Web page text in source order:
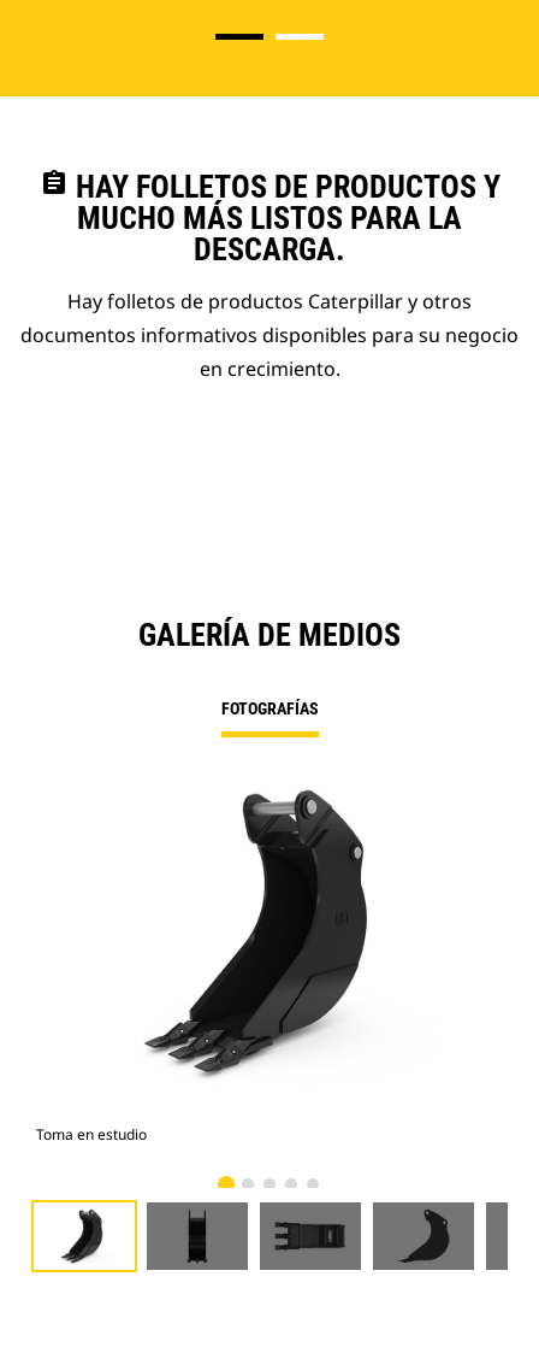
assignment HAY FOLLETOS DE PRODUCTOS Y
MUCHO MÁS LISTOS PARA LA
DESCARGA.
Hay folletos de productos Caterpillar y otros
documentos informativos disponibles para su negocio
en crecimiento.
GALERÍA DE MEDIOS
FOTOGRAFÍAS
Toma en estudio